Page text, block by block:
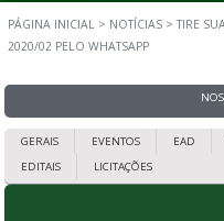
PÁGINA INICIAL > NOTÍCIAS >TIRE
2020/02 PELO WHATSAPP
GERAIS EVENTOS EAD
EDITAIS
LICITAÇÕES